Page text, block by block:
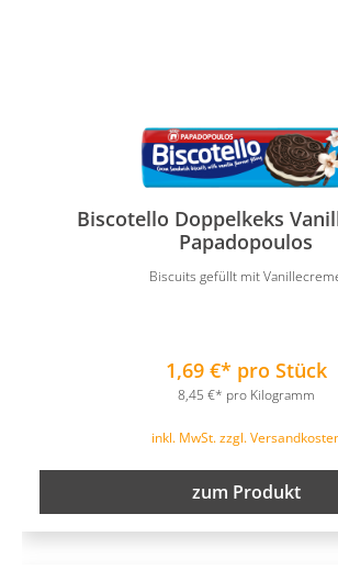
Biscotello Doppelkeks
Papadopoulos
Biscuits gefüllt mit
1,69 €* pro Stück
8,45 €* pro Kilogramm
inkl. MwSt. zzgl.
zum Produkt